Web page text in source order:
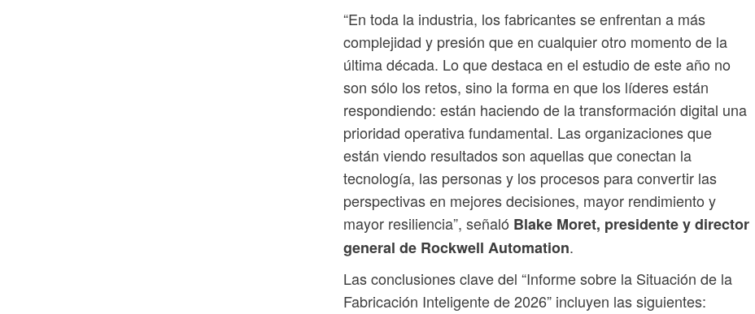
“En toda la industria, los fabricantes se enfrentan a más
complejidad y presión que en cualquier otro momento de la
última década. Lo que destaca en el estudio de este año no
son sólo los retos, sino la forma en que los líderes están
respondiendo: están haciendo de la transformación digital una
prioridad operativa fundamental. Las organizaciones que
están viendo resultados son aquellas que conectan la
tecnología, las personas y los procesos para convertir las
perspectivas en mejores decisiones, mayor rendimiento y
mayor resiliencia”, señaló Blake Moret, presidente y director
general de Rockwell Automation.
Las conclusiones clave del “Informe sobre la Situación de la
Fabricación Inteligente de 2026” incluyen las siguientes: